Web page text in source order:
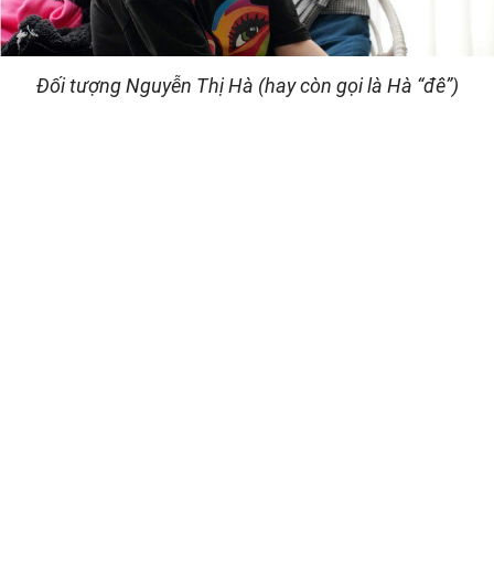
Đối tượng Nguyễn Thị Hà (hay còn gọi là Hà “đê”)